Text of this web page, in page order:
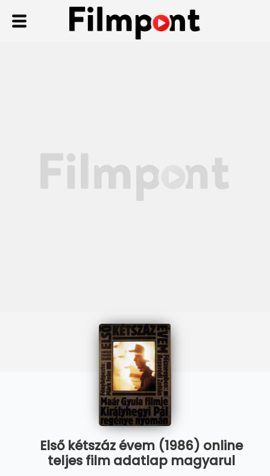
Első kétszáz évem (1986) online
teljes film adatlap magyarul